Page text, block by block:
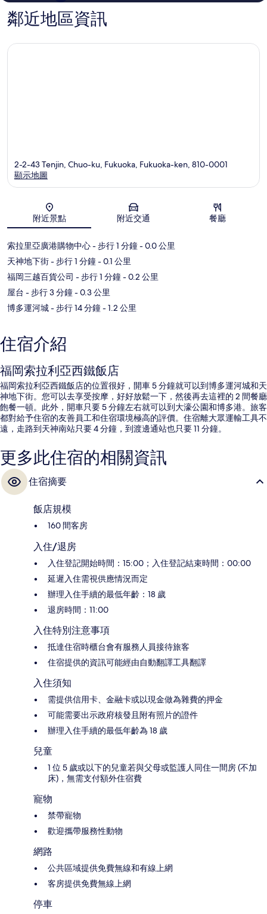
鄰近地區資訊
地圖
2-2-43 Tenjin, Chuo-ku, Fukuoka, Fukuoka-ken, 810-0001
顯示地圖
附近景點 附近交通 餐廳
索拉里亞廣港購物中心- 步行 1 分鐘- 0.0 公里
天神地下街- 步行 1 分鐘- 0.1 公里
福岡三越百貨公司 - 步行 1 分鐘- 0.2 公里
屋台 - 步行 3 分鐘- 0.3 公里
博多運河城- 步行 14 分鐘- 1.2 公里
住宿介紹
福岡索拉利亞西鐵飯店
福岡索拉利亞西鐵飯店的位置很好，開車 5 分鐘就可以到博多運河城和天
神地下街。您可以去享受按摩，好好放鬆一下，然後再去這裡的 2 間餐廳
飽餐一頓。此外，開車只要 5 分鐘左右就可以到大濠公園和博多港。旅客
都對給予住宿的友善員工和住宿環境極高的評價。住宿離大眾運輸工具不
遠，走路到天神南站只要 4 分鐘，到渡邊通站也只要 11 分鐘。
更多此住宿的相關資訊
住宿摘要
飯店規模
160 間客房
入住/退房
入住登記開始時間：15:00；入住登記結束時間：00:00
延遲入住需視供應情況而定
辦理入住手續的最低年齡：18 歲
退房時間：11:00
入住特別注意事項
抵達住宿時櫃台會有服務人員接待旅客
住宿提供的資訊可能經由自動翻譯工具翻譯
入住須知
需提供信用卡、金融卡或以現金做為雜費的押金
可能需要出示政府核發且附有照片的證件
辦理入住手續的最低年齡為 18 歲
兒童
1 位 5 歲或以下的兒童若與父母或監護人同住一間房 (不加
床)，無需支付額外住宿費
寵物
禁帶寵物
歡迎攜帶服務性動物
網路
公共區域提供免費無線和有線上網
客房提供免費無線上網
停車